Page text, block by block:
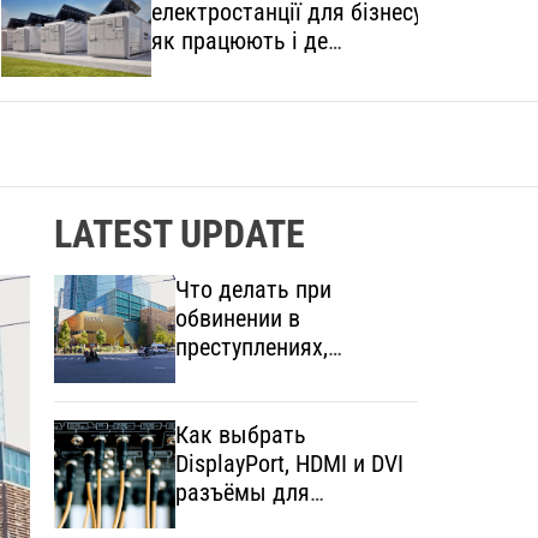
o
l
m
електростанції для бізнесу:
як працюють і де
застосовуються
LATEST UPDATE
Что делать при
обвинении в
преступлениях,
связанных с
наркотиками: права и
порядок защиты
Как выбрать
DisplayPort, HDMI и DVI
разъёмы для
современной